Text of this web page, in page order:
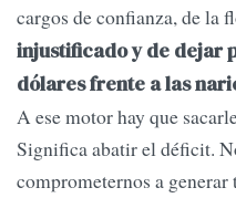
cargos de confianza, de la
injustificado y de dejar
dólares frente a las
A ese motor hay que
Significa abatir el déficit.
comprometernos a